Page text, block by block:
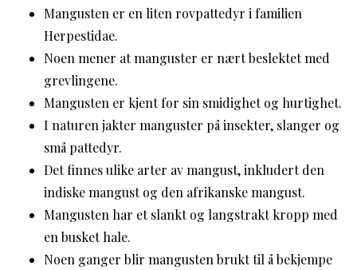
Mangusten er en liten rovpattedyr i familien
Herpestidae.
Noen mener at manguster er nært beslektet med
grevlingene.
Mangusten er kjent for sin smidighet og hurtighet.
I naturen jakter manguster på insekter, slanger og
små pattedyr.
Det finnes ulike arter av mangust, inkludert den
indiske mangust og den afrikanske mangust.
Mangusten har et slankt og langstrakt kropp med
en busket hale.
Noen ganger blir mangusten brukt til å bekjempe